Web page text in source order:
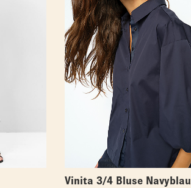
Vinita 3/4 Bluse Navyblau